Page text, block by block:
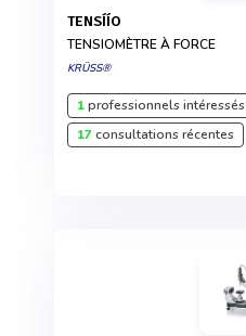
TENSÍÍO
TENSIOMÈTRE À FORCE
KRÜSS®
1professionnels intéressés
17consultations récentes